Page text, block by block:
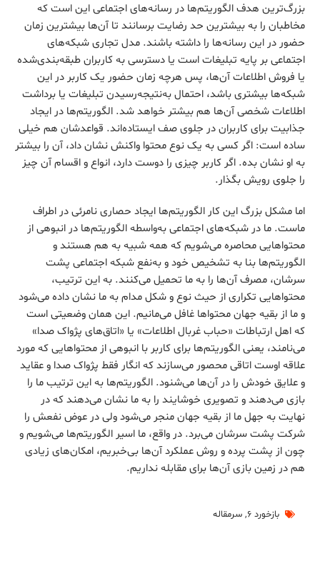
بزرگ‌ترین هدف الگوریتم‌ها در رسانه‌های اجتماعی این است که
مخاطبان را به بیشترین حد رضایت برسانند تا آن‌ها بیشترین زمان
حضور در این رسانه‌ها را داشته باشند. مدل تجاری شبکه‌های
اجتماعی بر پایه تبلیغات است یا دسترسی به کاربران طبقه‌بندی‌شده
یا فروش اطلاعات آن‌ها، پس هرچه زمان حضور یک کاربر در این
شبکه‌ها بیشتری باشد، احتمال به‌نتیجه‌رسیدن تبلیغات یا برداشت
اطلاعات شخصی آن‌ها هم بیشتر خواهد شد. الگوریتم‌ها در ایجاد
جذابیت برای کاربران در جلوی صف ایستاده‌اند. قواعدشان هم خیلی
ساده است: اگر کسی به یک نوع محتوا واکنش نشان داد، آن را بیشتر
به او نشان بده. اگر کاربر چیزی را دوست دارد، انواع و اقسام آن چیز
را جلوی رویش بگذار.
اما مشکل بزرگ این کار الگوریتم‌ها ایجاد حصاری نامرئی در اطراف
ماست. ما در شبکه‌های اجتماعی به‌واسطه الگوریتم‌ها در انبوهی از
محتواهایی محاصره می‌شویم که همه شبیه به هم هستند و
الگوریتم‌ها بنا به تشخیص خود و به‌نفع شبکه اجتماعی پشت
سرشان، مصرف آن‌ها را به ما تحمیل می‌کنند. به این ترتیب،
محتواهایی تکراری از حیث نوع و شکل مدام به ما نشان داده می‌شود
و ما از بقیه جهان محتواها غافل می‌مانیم. این همان وضعیتی است
که اهل ارتباطات «حباب غربال اطلاعات» یا «اتاق‌های پژواک صدا»
می‌نامند، یعنی الگوریتم‌ها برای کاربر با انبوهی از محتواهایی که مورد
علاقه اوست اتاقی محصور می‌سازند که انگار فقط پژواک صدا و عقاید
و علایق خودش را در آن‌ها می‌شنود. الگوریتم‌ها به این ترتیب ما را
بازی می‌دهند و تصویری خوشایند را به ما نشان می‌دهند که در
نهایت به جهل ما از بقیه جهان منجر می‌شود ولی در عوض نفعش را
شرکت پشت سرشان می‌برد. در واقع، ما اسیر الگوریتم‌ها می‌شویم و
چون از پشت پرده و روش عملکرد آن‌ها بی‌خبریم، امکان‌های زیادی
هم در زمین بازی آن‌ها برای مقابله نداریم.
بازخورد ۶ , سرمقاله